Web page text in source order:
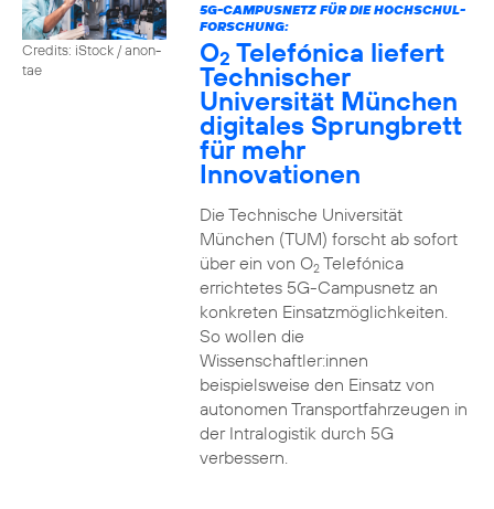
Credits: iStock / anon-
tae
5G-CAMPUSNETZ FÜR DIE HOCHSCHUL-
FORSCHUNG:
O2 Telefónica liefert
Technischer
Universität München
digitales Sprungbrett
für mehr
Innovationen
Die Technische Universität
München (TUM) forscht ab sofort
über ein von O2Telefónica
errichtetes 5G-Campusnetz an
konkreten Einsatzmöglichkeiten.
So wollen die
Wissenschaftler:innen
beispielsweise den Einsatz von
autonomen Transportfahrzeugen in
der Intralogistik durch 5G
verbessern.